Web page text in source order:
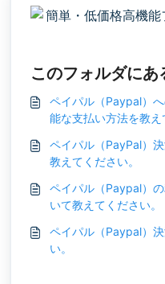
このフォルダにあ
ペイパル（Paypal）
能な支払い方法を教え
ペイパル（PayPal）
教えてください。
ペイパル（Paypal）
いて教えてください。
ペイパル（Paypal）
い。